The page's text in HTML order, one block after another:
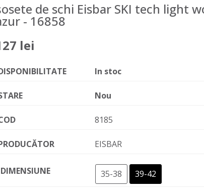
de schi Eisbar SKI tech light
- 16858
lei
In stoc
Nou
8185
EISBAR
DIMENSIUNE 35-38 39-42